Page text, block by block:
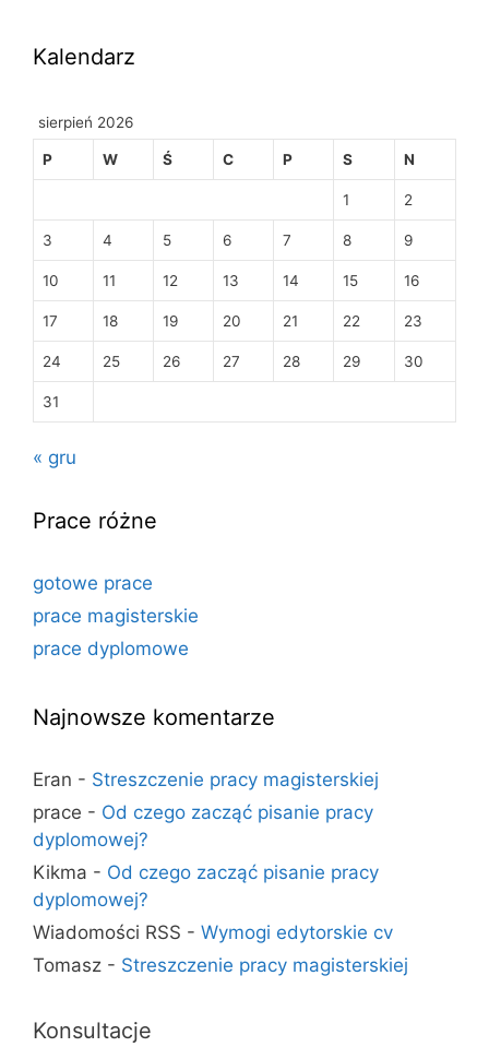
Kalendarz
sierpień 2026
P W Ś C P S N
1 2
3 4 5 6 7 8 9
10 11 12 13 14 15 16
17 18 19 20 21 22 23
24 25 26 27 28 29 30
31
« gru
Prace różne
gotowe prace
prace magisterskie
prace dyplomowe
Najnowsze komentarze
Eran - Streszczenie pracy magisterskiej
prace - Od czego zacząć pisanie pracy
dyplomowej?
Kikma - Od czego zacząć pisanie pracy
dyplomowej?
Wiadomości RSS - Wymogi edytorskie cv
Tomasz - Streszczenie pracy magisterskiej
Konsultacje